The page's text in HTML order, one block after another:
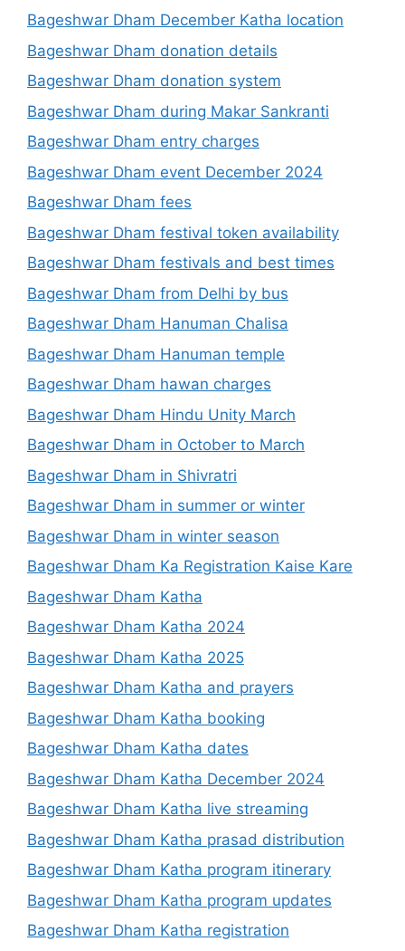
Bageshwar Dham December Katha location
Bageshwar Dham donation details
Bageshwar Dham donation system
Bageshwar Dham during Makar Sankranti
Bageshwar Dham entry charges
Bageshwar Dham event December 2024
Bageshwar Dham fees
Bageshwar Dham festival token availability
Bageshwar Dham festivals and best times
Bageshwar Dham from Delhi by bus
Bageshwar Dham Hanuman Chalisa
Bageshwar Dham Hanuman temple
Bageshwar Dham hawan charges
Bageshwar Dham Hindu Unity March
Bageshwar Dham in October to March
Bageshwar Dham in Shivratri
Bageshwar Dham in summer or winter
Bageshwar Dham in winter season
Bageshwar Dham Ka Registration Kaise Kare
Bageshwar Dham Katha
Bageshwar Dham Katha 2024
Bageshwar Dham Katha 2025
Bageshwar Dham Katha and prayers
Bageshwar Dham Katha booking
Bageshwar Dham Katha dates
Bageshwar Dham Katha December 2024
Bageshwar Dham Katha live streaming
Bageshwar Dham Katha prasad distribution
Bageshwar Dham Katha program itinerary
Bageshwar Dham Katha program updates
Bageshwar Dham Katha registration